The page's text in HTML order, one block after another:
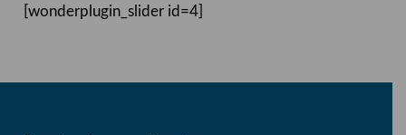
[wonderplugin_slider id=4]